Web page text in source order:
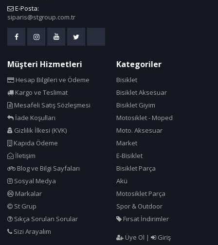
E-Posta:
siparis@stgroup.com.tr
Müşteri Hizmetleri
Hesap Bilgileri ve Ödeme
Kargo ve Teslimat
Mesafeli Satış Sözleşmesi
İade Koşulları
Gizlilik İlkesi (KVK)
Kapıda Ödeme
İletişim
Blog ve Bilgi Sayfaları
Sosyal Medya
Markalar
St Grup
Sıkça Sorulan Sorular
Sizi Arayalım
Kategoriler
Bisiklet
Bisiklet Aksesuar
Bisiklet Giyim
Motosiklet - Moped
Moto. Aksesuar
Market
E-Bisiklet
Bisiklet Parça
Akü
Motosiklet Parça
Spor & Outdoor
Fırsat İndirimler
Üye Ol | Giriş